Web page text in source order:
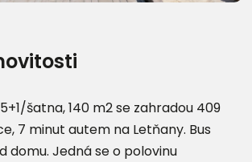
šatna, 140 m2 se zahradou 409
7 minut autem na Letňany. Bus
domu. Jedná se o polovinu